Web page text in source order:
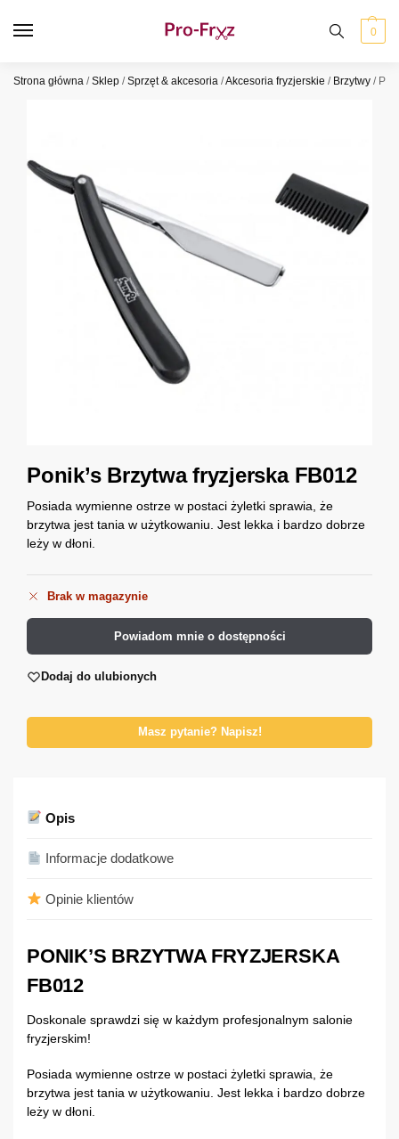
0
Strona główna /Sklep /Sprzęt & akcesoria /Akcesoria fryzjerskie / Brzytwy /
Ponik’s Brzytwa fryzjerska FB012
Posiada wymienne ostrze w postaci żyletki sprawia, że
brzytwa jest tania w użytkowaniu. Jest lekka i bardzo dobrze
leży w dłoni.
Brak w magazynie
Powiadom mnie o dostępności
Dodaj do ulubionych
Masz pytanie? Napisz!
Opis
Informacje dodatkowe
Opinie klientów
PONIK’S BRZYTWA FRYZJERSKA
FB012
Doskonale sprawdzi się w każdym profesjonalnym salonie
fryzjerskim!
Posiada wymienne ostrze w postaci żyletki sprawia, że
brzytwa jest tania w użytkowaniu. Jest lekka i bardzo dobrze
leży w dłoni.